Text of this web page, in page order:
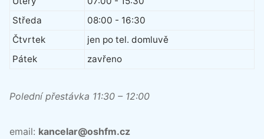
Středa
08:00 - 16:30
Čtvrtek
jen po tel. domluvě
Pátek
zavřeno
Polední přestávka 11:30 – 12:00
email: kancelar@oshfm.cz